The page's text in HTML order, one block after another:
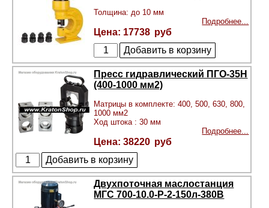
Толщина: до 10 мм
Подробнее...
17738
Пресс гидравлический ПГО-35Н
(400-1000 мм2)
Матрицы в комплекте: 400, 500, 630, 800,
1000 мм2
Ход штока : 30 мм
Подробнее...
38220
Двухпоточная маслостанция
МГС 700-10.0-Р-2-150л-380В